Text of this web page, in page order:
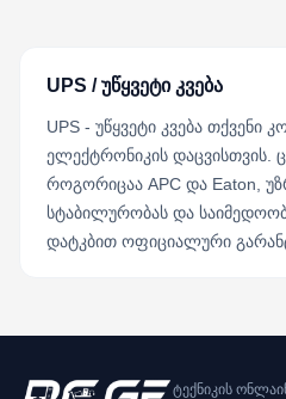
UPS / უწყვეტი კვება
UPS - უწყვეტი კვება თქვენი
ელექტრონიკის დაცვისთვის.
როგორიცაა APC და Eaton,
სტაბილურობას და
დატკბით ოფიციალური
ტექნიკის